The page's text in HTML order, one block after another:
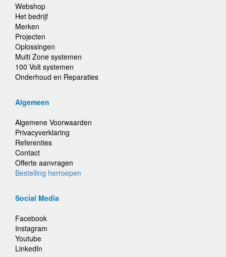
Webshop
Het bedrijf
Merken
Projecten
Oplossingen
Multi Zone systemen
100 Volt systemen
Onderhoud en Reparaties
Algemeen
Algemene Voorwaarden
Privacyverklaring
Referenties
Contact
Offerte aanvragen
Bestelling herroepen
Social Media
Facebook
Instagram
Youtube
LinkedIn